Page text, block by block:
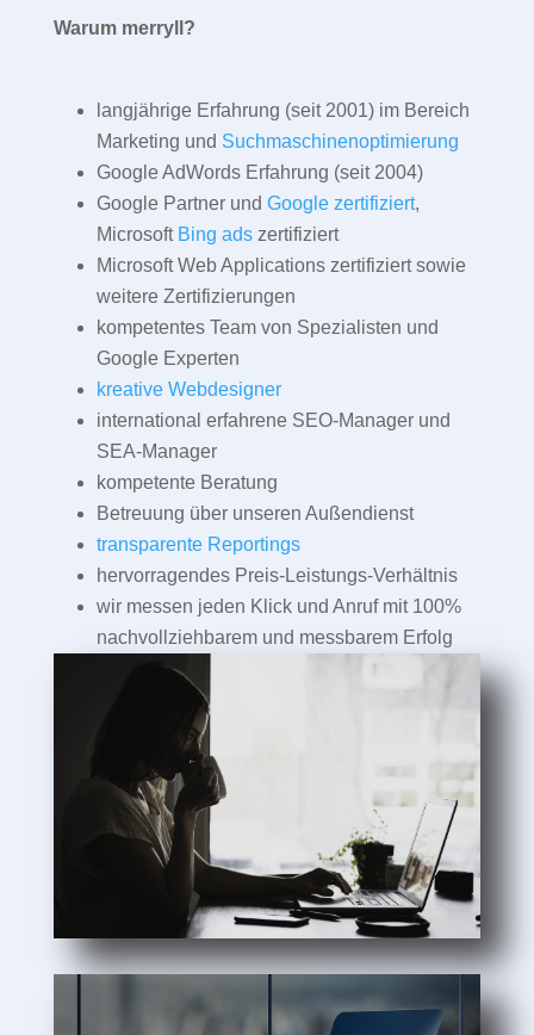
Warum merryll?
langjährige Erfahrung (seit 2001) im Bereich
Marketing und Suchmaschinenoptimierung
Google AdWords Erfahrung (seit 2004)
Google Partner und Google zertifiziert,
Microsoft Bing adszertifiziert
Microsoft Web Applications zertifiziert sowie
weitere Zertifizierungen
kompetentes Team von Spezialisten und
Google Experten
kreative Webdesigner
international erfahrene SEO-Manager und
SEA-Manager
kompetente Beratung
Betreuung über unseren Außendienst
transparente Reportings
hervorragendes Preis-Leistungs-Verhältnis
wir messen jeden Klick und Anruf mit 100%
nachvollziehbarem und messbarem Erfolg